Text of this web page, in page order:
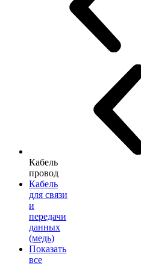
Кабель
провод
Кабель
для связи
и
передачи
данных
(медь)
Показать
все